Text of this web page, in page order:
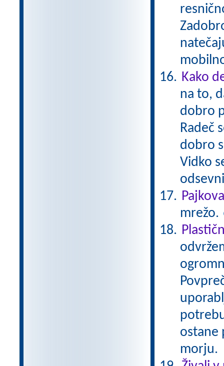
Kako
na to,
dobro
Radeč
dobro
Vidko
mrežo.
ostane
morju.